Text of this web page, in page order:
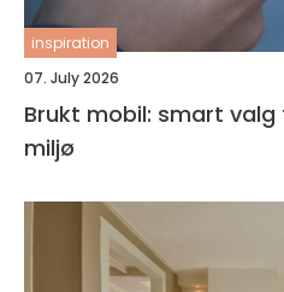
inspiration
07. July 2026
Brukt mobil: smart
miljø